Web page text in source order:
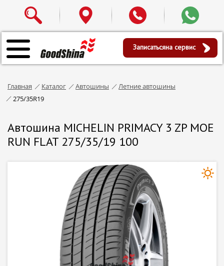
Записатьсяна сервис
Главная Каталог Автошины
Летние автошины
275/35R19
Автошина MICHELIN PRIMACY 3 ZP MOE
RUN FLAT 275/35/19 100